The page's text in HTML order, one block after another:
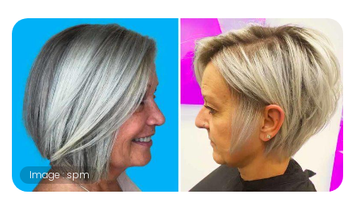
Image : spm